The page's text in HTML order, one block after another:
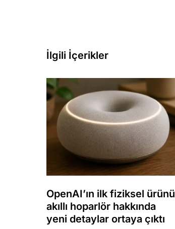
İlgili İçerikler
OpenAI’ın ilk fiziksel ürünü
akıllı hoparlör hakkında
yeni detaylar ortaya çıktı